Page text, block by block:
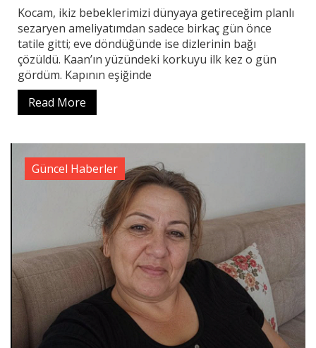
Kocam, ikiz bebeklerimizi dünyaya getireceğim planlı
sezaryen ameliyatımdan sadece birkaç gün önce
tatile gitti; eve döndüğünde ise dizlerinin bağı
çözüldü. Kaan’ın yüzündeki korkuyu ilk kez o gün
gördüm. Kapının eşiğinde
Read More
Güncel Haberler